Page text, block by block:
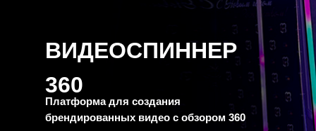
Платформа для создания
брендированных видео с обзором 360
ВИДЕОСПИННЕР
360